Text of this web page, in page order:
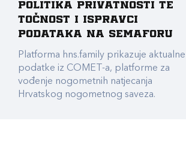
Politika privatnosti te
točnost i ispravci
podataka na Semaforu
Platforma hns.family prikazuje aktualne
podatke iz COMET-a, platforme za
vođenje nogometnih natjecanja
Hrvatskog nogometnog saveza.